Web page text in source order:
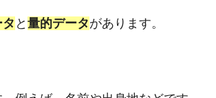
と 量的データがあります。